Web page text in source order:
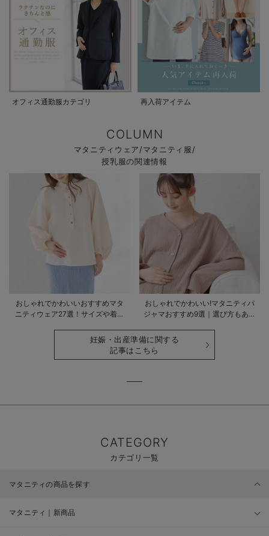
オフィス通勤服カテゴリ 再入荷アイテム
COLUMN
マタニティウェア/マタニティ服/
授乳服の関連情報
おしゃれでかわいいおすすめマタ
ニティウェア27選！サイズや着る
おしゃれでかわいい!マタニティパ
ジャマおすすめ9選｜選び方もあわ
妊娠・出産準備に関する
記事はこちら
CATEGORY
カテゴリ一覧
マタニティの商品を探す
マタニティ｜新商品